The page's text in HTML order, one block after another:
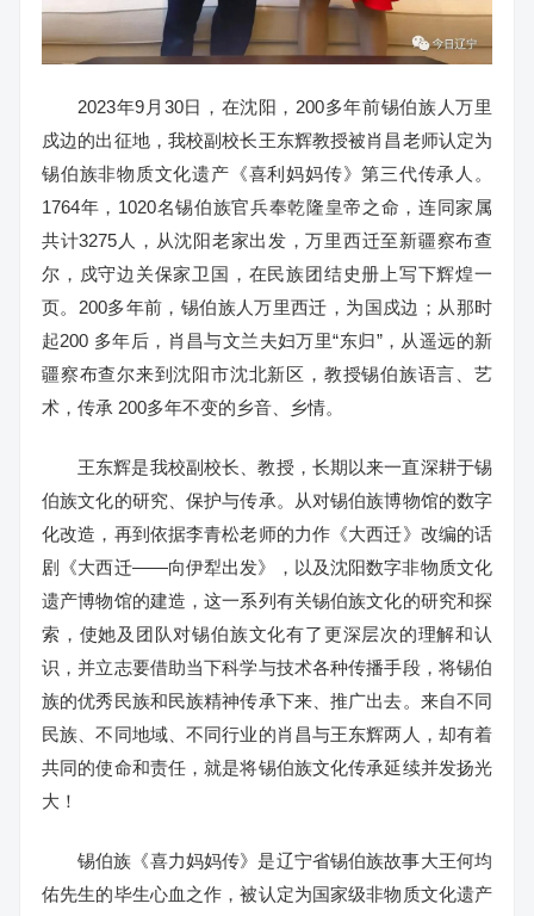
2023年9月30日，在沈阳，200多年前锡伯族人万里
戍边的出征地，我校副校长王东辉教授被肖昌老师认定为
锡伯族非物质文化遗产《喜利妈妈传》第三代传承人。
1764年，1020名锡伯族官兵奉乾隆皇帝之命，连同家属
共计3275人，从沈阳老家出发，万里西迁至新疆察布查
尔，戍守边关保家卫国，在民族团结史册上写下辉煌一
页。200多年前，锡伯族人万里西迁，为国戍边；从那时
起200 多年后，肖昌与文兰夫妇万里“东归”，从遥远的新
疆察布查尔来到沈阳市沈北新区，教授锡伯族语言、艺
术，传承 200多年不变的乡音、乡情。
王东辉是我校副校长、教授，长期以来一直深耕于锡
伯族文化的研究、保护与传承。从对锡伯族博物馆的数字
化改造，再到依据李青松老师的力作《大西迁》改编的话
剧《大西迁——向伊犁出发》，以及沈阳数字非物质文化
遗产博物馆的建造，这一系列有关锡伯族文化的研究和探
索，使她及团队对锡伯族文化有了更深层次的理解和认
识，并立志要借助当下科学与技术各种传播手段，将锡伯
族的优秀民族和民族精神传承下来、推广出去。来自不同
民族、不同地域、不同行业的肖昌与王东辉两人，却有着
共同的使命和责任，就是将锡伯族文化传承延续并发扬光
大！
锡伯族《喜力妈妈传》是辽宁省锡伯族故事大王何均
佑先生的毕生心血之作，被认定为国家级非物质文化遗产